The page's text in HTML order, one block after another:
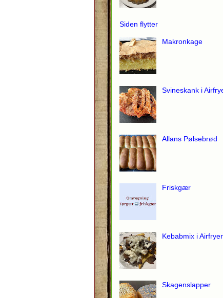
Siden flytter
Makronkage
Svineskank i
Allans Pølsebrød
Friskgær
Kebabmix i Airfryer
Skagenslapper